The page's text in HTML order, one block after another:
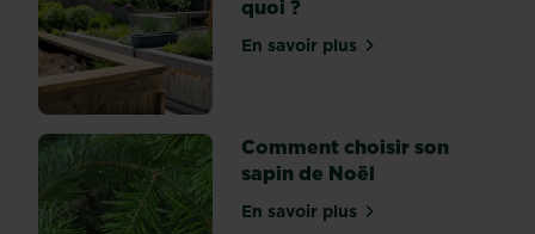
son
inspiration
dans
le
romantisme
cher
à
Jean-
Jacques...
quoi ?
En savoir plussur La permaculture...
Comment choisir son
sapin de Noël
En savoir plussur Comment choisir son